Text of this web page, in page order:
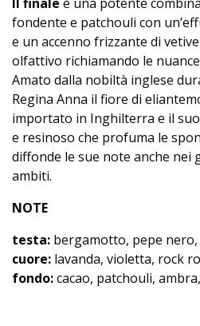
fondente e patchouli con
e un accenno frizzante di
olfattivo richiamando le
Amato dalla nobiltà inglese
Regina Anna il fiore di
importato in Inghilterra e il
e resinoso che profuma le
diffonde le sue note anche nei
ambiti.
NOTE
testa: bergamotto, pepe
cuore: lavanda, violetta, rock
fondo:cacao, patchouli,